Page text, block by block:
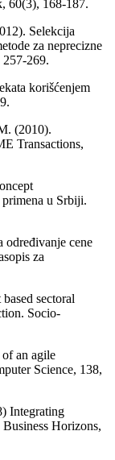
60(3), 168-187.
Selekcija
za neprecizne
257-269.
korišćenjem
(2010).
Transactions,
u Srbiji.
određivanje cene
za
sectoral
Socio-
an agile
Science, 138,
Integrating
Horizons,